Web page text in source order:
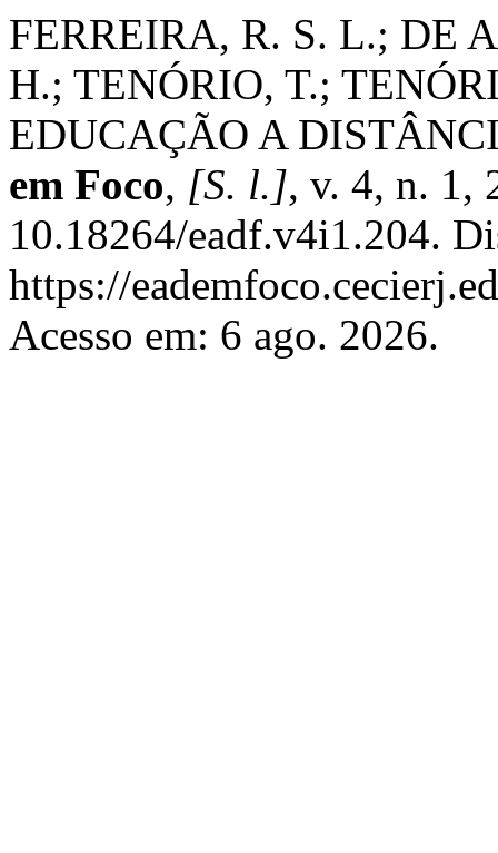
FERREIRA, R. S. L.; DE
H.; TENÓRIO, T.;
EDUCAÇÃO A
em Foco, [S. l.], v. 4, n. 1,
10.18264/eadf.v4i1.204.
https://
Acesso em: 6 ago. 2026.